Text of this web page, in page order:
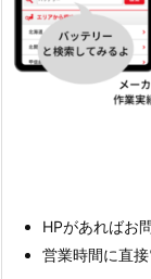
HPがあればお
営業時間に直